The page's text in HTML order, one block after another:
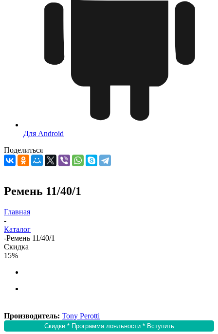
Для Android
Поделиться
Ремень 11/40/1
Главная
-
Каталог
-Ремень 11/40/1
Скидка
15%
Производитель: Tony Perotti
Скидки * Программа лояльности * Вступить